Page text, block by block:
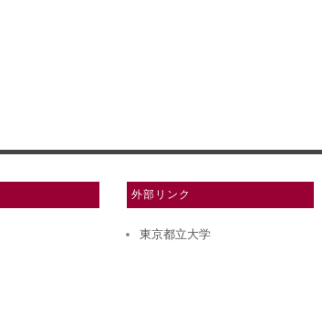
外部リンク
東京都立大学